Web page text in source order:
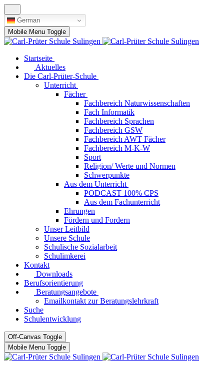
German
Mobile Menu Toggle
Startseite
Aktuelles
Die Carl-Prüter-Schule
Unterricht
Fächer
Fachbereich Naturwissenschaften
Fach Informatik
Fachbereich Sprachen
Fachbereich GSW
Fachbereich AWT Fächer
Fachbereich M-K-W
Sport
Religion/ Werte und Normen
Schwerpunkte
Aus dem Unterricht
PODCAST 100% CPS
Aus dem Fachunterricht
Ehrungen
Fördern und Fordern
Unser Leitbild
Unsere Schule
Schulische Sozialarbeit
Schulimkerei
Kontakt
Downloads
Berufsorientierung
Beratungsangebote
Emailkontakt zur Beratungslehrkraft
Suche
Schulentwicklung
Off-Canvas Toggle
Mobile Menu Toggle